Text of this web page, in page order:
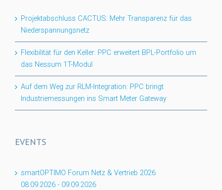
Projektabschluss CACTUS: Mehr Transparenz für das
Niederspannungsnetz
Flexibilität für den Keller: PPC erweitert BPL-Portfolio um
das Nessum 1T-Modul
Auf dem Weg zur RLM-Integration: PPC bringt
Industriemessungen ins Smart Meter Gateway
EVENTS
smartOPTIMO Forum Netz & Vertrieb 2026
08.09.2026 - 09.09.2026